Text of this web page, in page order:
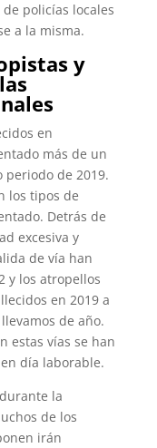
policías locales
a la misma.
y
en
más de un
periodo de 2019.
los tipos de
Detrás de
excesiva y
de vía han
y los atropellos
en 2019 a
de año.
estas vías se han
día laborable.
la
de los
irán